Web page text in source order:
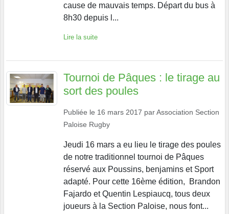
cause de mauvais temps. Départ du bus à
8h30 depuis l...
Lire la suite
Tournoi de Pâques : le tirage au
sort des poules
Publiée le 16 mars 2017 parAssociation Section
Paloise Rugby
Jeudi 16 mars a eu lieu le tirage des poules
de notre traditionnel tournoi de Pâques
réservé aux Poussins, benjamins et Sport
adapté. Pour cette 16ème édition, Brandon
Fajardo et Quentin Lespiaucq, tous deux
joueurs à la Section Paloise, nous font...